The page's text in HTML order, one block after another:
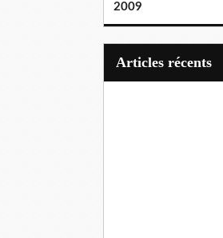
2009
articles récents